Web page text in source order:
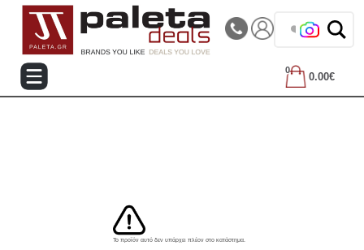
Τηλεφωνικές Παραγγελίες: 2105714144 |||
❤️ Βρες τα
0
0.00€
Το προϊόν αυτό δεν υπάρχει πλέον στο κατάστημα.